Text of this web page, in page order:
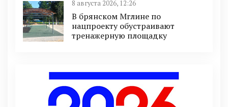
8 августа 2026, 12:26
В брянском Мглине по
нацпроекту обустраивают
тренажерную площадку